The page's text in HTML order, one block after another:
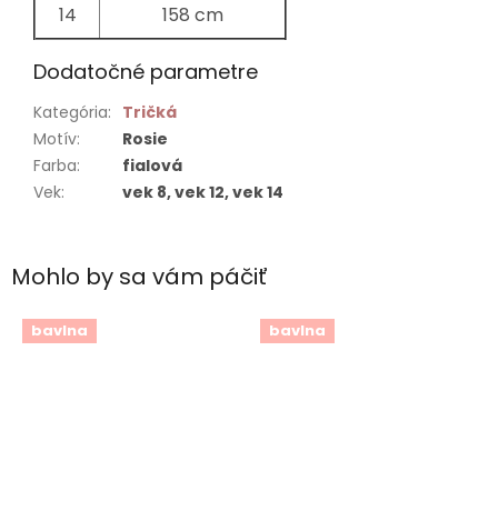
Mohlo by sa vám páčiť
bavlna bavlna
14 158 cm
Dodatočné parametre
Kategória: Tričká
Motív:
Rosie
Farba:
fialová
Vek: vek 8, vek 12, vek 14